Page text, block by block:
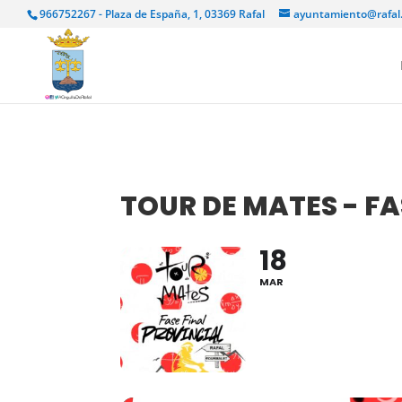
966752267 - Plaza de España, 1, 03369 Rafal
TOUR DE MATES -
18
MAR